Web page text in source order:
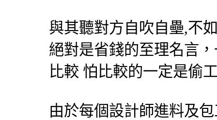
與其聽對方自吹自壘,不
絕對是省錢的至理名言
比較 怕比較的一定是偷
由於每個設計師進料及